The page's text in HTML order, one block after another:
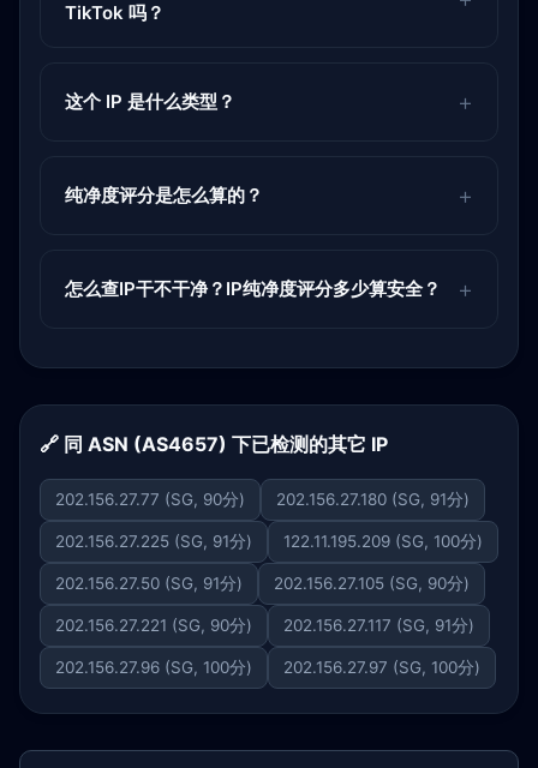
TikTok 吗？
这个 IP 是什么类型？
纯净度评分是怎么算的？
怎么查IP干不干净？IP纯净度评分多少算安全？
🔗 同 ASN (AS4657) 下已检测的其它 IP
202.156.27.77 (SG, 90分) 202.156.27.180 (SG, 91分)
202.156.27.225 (SG, 91分) 122.11.195.209 (SG, 100分)
202.156.27.50 (SG, 91分) 202.156.27.105 (SG, 90分)
202.156.27.221 (SG, 90分) 202.156.27.117 (SG, 91分)
202.156.27.96 (SG, 100分) 202.156.27.97 (SG, 100分)